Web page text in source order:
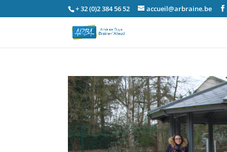
+ 32 (0)2 384 56 52 accueil@arbraine.be